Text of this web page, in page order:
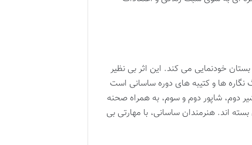
خودنمایی می کند. این اثر بی نظیر
ها و کتیبه های دوره ساسانی است
دوم، شاپور دوم و سوم، به همراه صحنه
اند. هنرمندان ساسانی، با مهارتی بی